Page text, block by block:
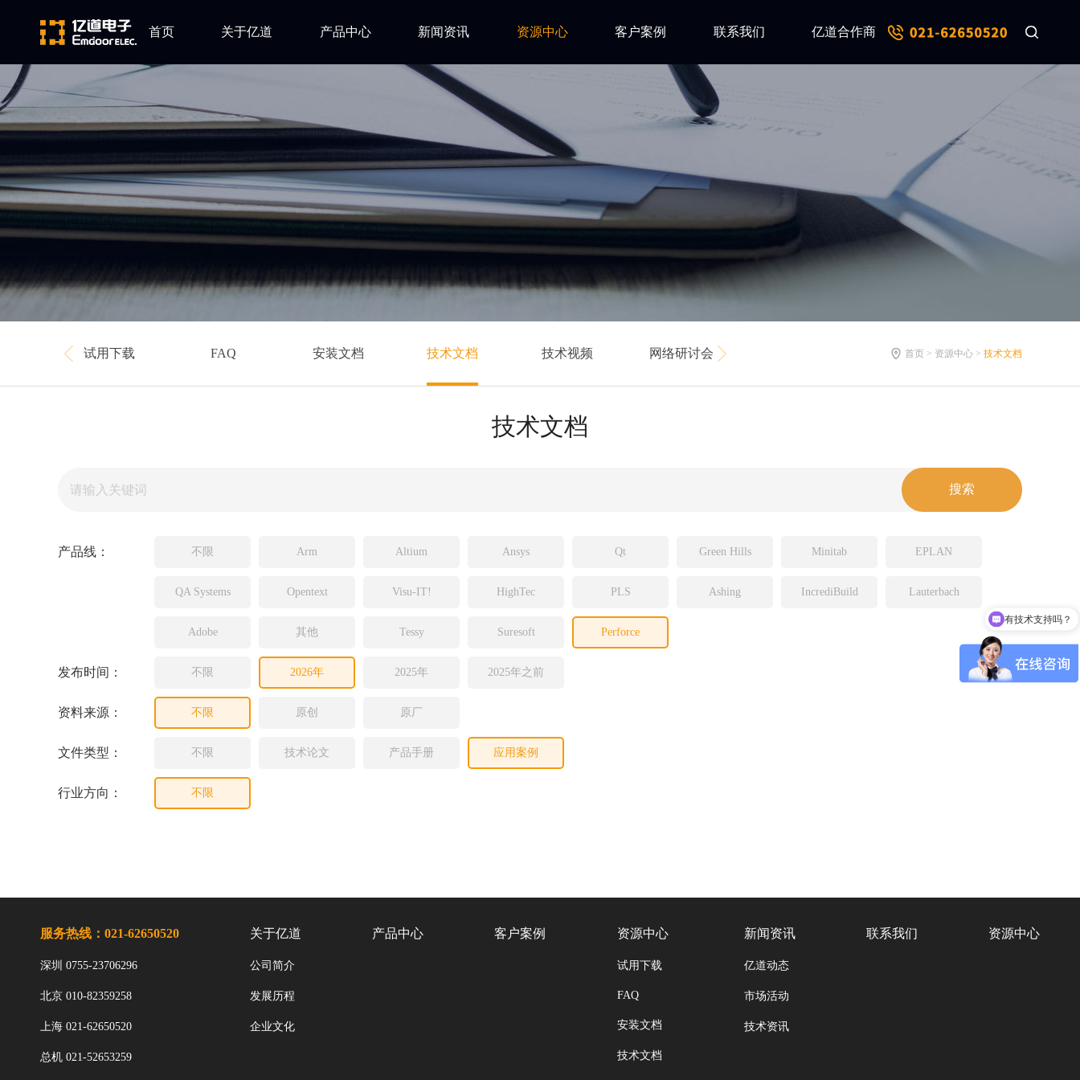
首页 关于亿道
企业文化
产品中心
Ansys
Qt
Green Hills
Minitab
Visu-IT
Source Insight
Incredibuild
新闻资讯
亿道动态
市场活动
资源中心
安装文档
技术文档
网络研讨会
客户案例 联系我们 亿道合作商
试用下载 FAQ 安装文档 技术文档 技术视频 网络研讨会 首页 > 资源中心 > 技术文档
技术文档
产品线： 不限 Arm Altium Ansys Qt Green Hills Minitab EPLAN
QA Systems Opentext Visu-IT! HighTec PLS Ashing IncrediBuild Lauterbach
Adobe 其他 Tessy Suresoft Perforce
发布时间： 不限 2026年 2025年 2025年之前
资料来源： 不限 原创 原厂
文件类型： 不限 技术论文 产品手册 应用案例
行业方向： 不限
服务热线：021-62650520
深圳 0755-23706296
北京 010-82359258
上海 021-62650520
总机 021-52653259
关于亿道
公司简介
发展历程
企业文化
产品中心 客户案例 资源中心
试用下载
FAQ
安装文档
技术文档
新闻资讯
亿道动态
市场活动
技术资讯
联系我们 资源中心
有技术支持吗？